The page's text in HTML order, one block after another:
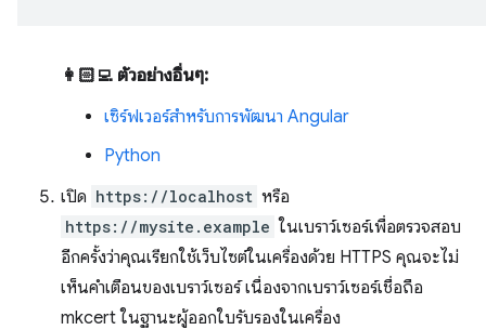
👩🏻‍💻 ตัวอย่างอื่นๆ:
เซิร์ฟเวอร์สำหรับการพัฒนา Angular
Python
เปิด https://localhost หรือ
https://mysite.example ในเบราว์เซอร์เพื่อตรวจสอบ
อีกครั้งว่าคุณเรียกใช้เว็บไซต์ในเครื่องด้วย HTTPS คุณจะไม่
เห็นคำเตือนของเบราว์เซอร์ เนื่องจากเบราว์เซอร์เชื่อถือ
mkcert ในฐานะผู้ออกใบรับรองในเครื่อง